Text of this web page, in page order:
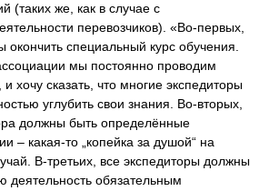
(таких же, как в случае с
перевозчиков). «Во-первых,
окончить специальный курс обучения.
мы постоянно проводим
хочу сказать, что многие экспедиторы
углубить свои знания. Во-вторых,
должны быть определённые
– какая-то „копейка за душой“ на
В-третьих, все экспедиторы должны
деятельность обязательным